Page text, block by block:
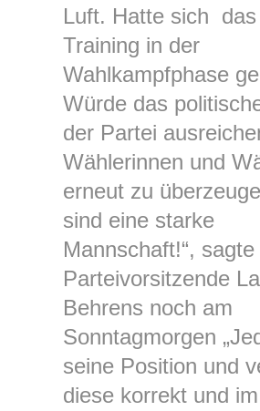
Luft. Hatte sich
Training in der
Wahlkampfphase
Würde das
der Partei
Wählerinnen und
erneut zu
sind eine starke
Mannschaft!“, sagte
Parteivorsitzende
Behrens noch am
Sonntagmorgen
seine Position und
diese korrekt und